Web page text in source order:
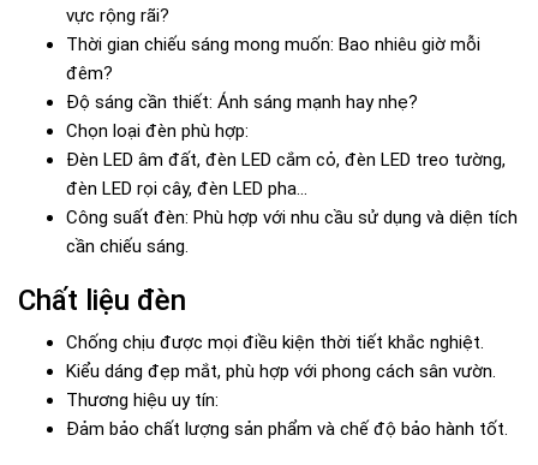
vực rộng rãi?
Thời gian chiếu sáng mong muốn: Bao nhiêu giờ mỗi
đêm?
Độ sáng cần thiết: Ánh sáng mạnh hay nhẹ?
Chọn loại đèn phù hợp:
Đèn LED âm đất, đèn LED cắm cỏ, đèn LED treo tường,
đèn LED rọi cây, đèn LED pha...
Công suất đèn: Phù hợp với nhu cầu sử dụng và diện tích
cần chiếu sáng.
Chất liệu đèn
Chống chịu được mọi điều kiện thời tiết khắc nghiệt.
Kiểu dáng đẹp mắt, phù hợp với phong cách sân vườn.
Thương hiệu uy tín:
Đảm bảo chất lượng sản phẩm và chế độ bảo hành tốt.